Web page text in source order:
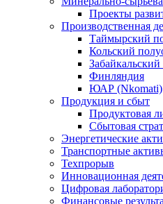
Проекты
Производственная
Таймырский
Кольский
Забайкальский
Финляндия
ЮАР (Nkomati)
Продукция и сбыт
Продуктовая
Сбытовая
Энергетические
Транспортные
Техпрорыв
Инновационная
Цифровая
Финансовые